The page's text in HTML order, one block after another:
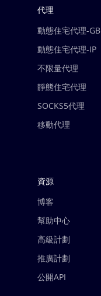
代理
動態住宅代理-GB
動態住宅代理-IP
不限量代理
靜態住宅代理
SOCKS5代理
移動代理
資源
博客
幫助中心
高級計劃
推廣計劃
公開API